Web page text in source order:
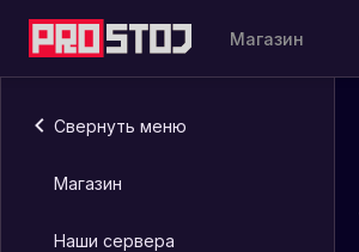
Магазин
Свернуть меню
Магазин
Наши сервера